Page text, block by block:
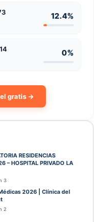
12.4%
0%
gratis →
RESIDENCIAS
– HOSPITAL PRIVADO LA
3
2026 | Clínica del
2